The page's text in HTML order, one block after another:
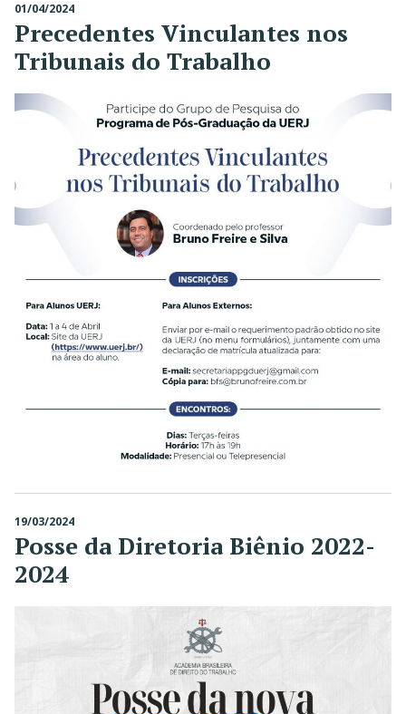
01/04/2024
Precedentes Vinculantes nos
Tribunais do Trabalho
19/03/2024
Posse da Diretoria Biênio 2022-
2024